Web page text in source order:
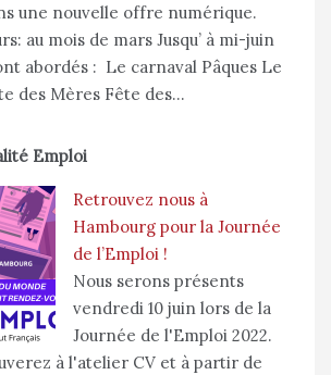
une nouvelle offre numérique.
au mois de mars Jusqu’ à mi-juin
abordés : Le carnaval Pâques Le
des Mères Fête des…
Emploi
Retrouvez nous à
Hambourg pour la Journée
de l’Emploi !
Nous serons présents
vendredi 10 juin lors de la
Journée de l'Emploi 2022.
à l'atelier CV et à partir de